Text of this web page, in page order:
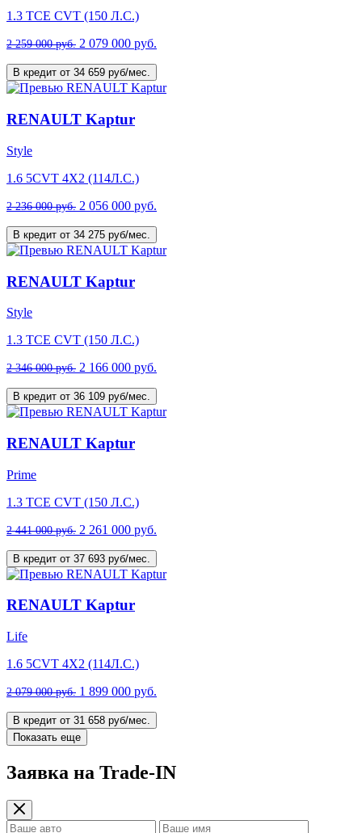
1.3 TCE CVT (150 Л.С.)
2 259 000 руб. 2 079 000 руб.
В кредит от 34 659 руб/мес.
RENAULT Kaptur
Style
1.6 5CVT 4X2 (114Л.С.)
2 236 000 руб. 2 056 000 руб.
В кредит от 34 275 руб/мес.
RENAULT Kaptur
Style
1.3 TCE CVT (150 Л.С.)
2 346 000 руб. 2 166 000 руб.
В кредит от 36 109 руб/мес.
RENAULT Kaptur
Prime
1.3 TCE CVT (150 Л.С.)
2 441 000 руб. 2 261 000 руб.
В кредит от 37 693 руб/мес.
RENAULT Kaptur
Life
1.6 5CVT 4X2 (114Л.С.)
2 079 000 руб. 1 899 000 руб.
В кредит от 31 658 руб/мес.
Показать еще
Заявка на Trade-IN